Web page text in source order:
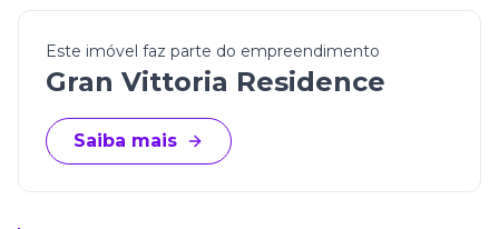
Este imóvel faz parte do empreendimento
Gran Vittoria Residence
Saiba mais